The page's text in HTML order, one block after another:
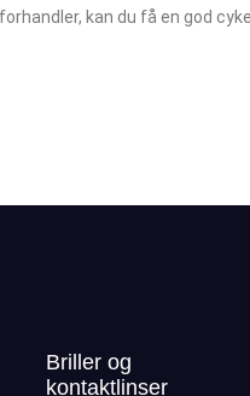
kan du få en god
Briller og
kontaktlinser